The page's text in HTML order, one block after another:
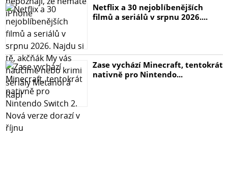
Netflix a 30 nejoblíbenějších
filmů a seriálů v srpnu 2026....
Zase vychází Minecraft, tentokrát
nativně pro Nintendo...